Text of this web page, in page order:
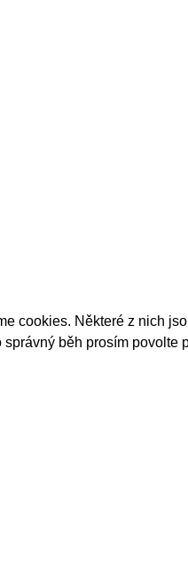
cookies. Některé z nich
běh prosím povolte